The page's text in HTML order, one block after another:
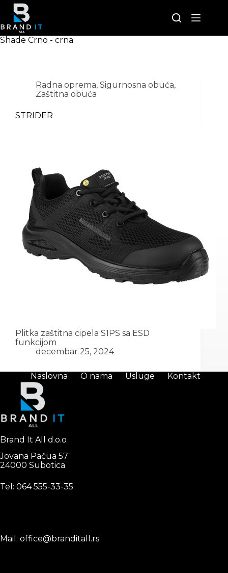
Skip
content
Shade Crno - crna
Radna oprema, Sigurnosna obuća,
Zaštitna obuća
STRIDER
Plitka zaštitna cipela S1PS sa ESD
funkcijom
decembar 25, 2024
Naslovna O nama Usluge Kontakt
Brand It All d.o.o
Jovana Pačua 57
24000 Subotica
Tel: 064 555-33-35
Mail: office@branditall.rs